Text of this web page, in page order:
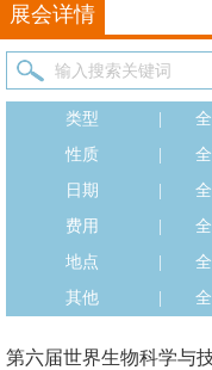
展会详情
类型
性质
日期
费用
地点
其他
第六届世界生物科学与